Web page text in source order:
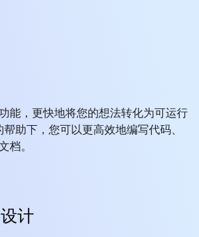
能，更快地将您的想法转化为可运行
助下，您可以更高效地编写代码、
档。
计